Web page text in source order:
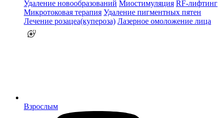
Удаление новообразований Миостимуляция RF-лифтинг
Микротоковая терапия Удаление пигментных пятен
Лечение розацеа(купероза) Лазерное омоложение лица
Взрослым